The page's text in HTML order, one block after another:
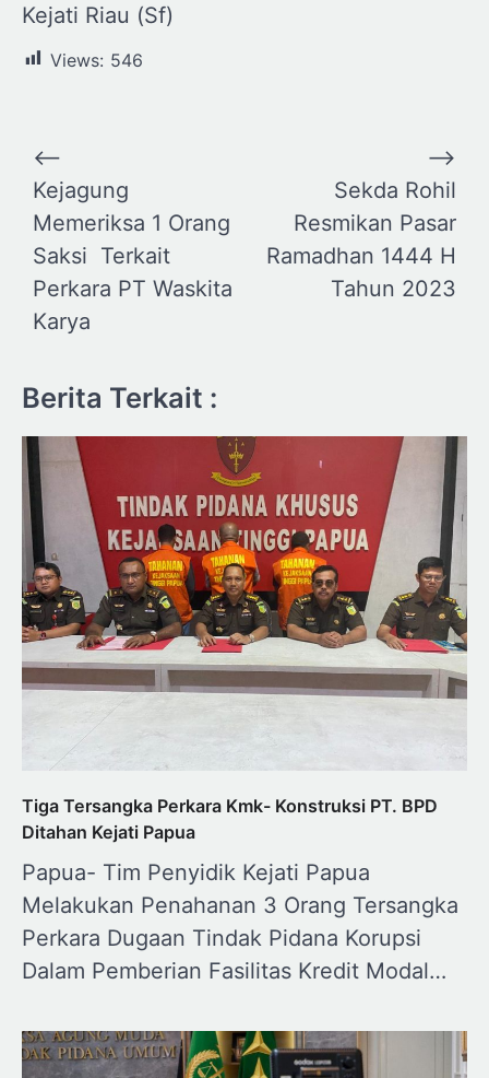
Kejati Riau (Sf)
Views: 546
Navigasi
pos
⟵
Kejagung
Memeriksa 1 Orang
Saksi Terkait
Perkara PT Waskita
Karya
Sekda Rohil
Resmikan Pasar
Ramadhan 1444 H
Tahun 2023
⟶
Berita Terkait :
Tiga Tersangka Perkara Kmk- Konstruksi PT. BPD
Ditahan Kejati Papua
Papua- Tim Penyidik Kejati Papua
Melakukan Penahanan 3 Orang Tersangka
Perkara Dugaan Tindak Pidana Korupsi
Dalam Pemberian Fasilitas Kredit Modal…